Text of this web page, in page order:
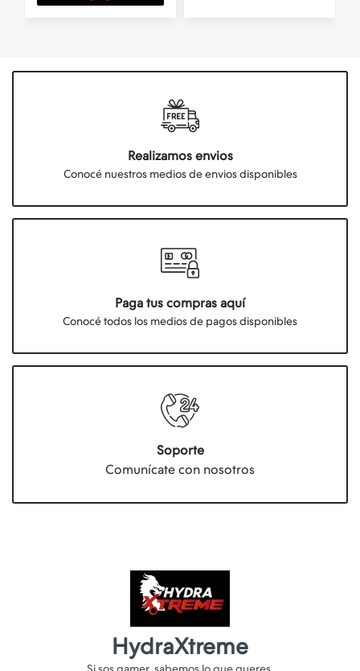
Realizamos envios
Conocé nuestros medios de envios disponibles
Paga tus compras aquí
Conocé todos los medios de pagos disponibles
Soporte
Comunícate con nosotros
HydraXtreme